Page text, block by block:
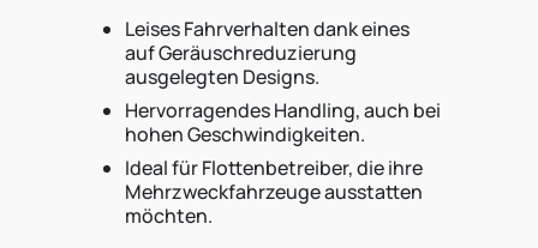
Leises Fahrverhalten dank eines
auf Geräuschreduzierung
ausgelegten Designs.
Hervorragendes Handling, auch bei
hohen Geschwindigkeiten.
Ideal für Flottenbetreiber, die ihre
Mehrzweckfahrzeuge ausstatten
möchten.